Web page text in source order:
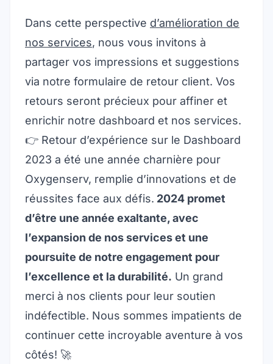
Dans cette perspective d’amélioration de
nos services, nous vous invitons à
partager vos impressions et suggestions
via notre formulaire de retour client. Vos
retours seront précieux pour affiner et
enrichir notre dashboard et nos services.
👉 Retour d’expérience sur le Dashboard
2023 a été une année charnière pour
Oxygenserv, remplie d’innovations et de
réussites face aux défis. 2024 promet
d’être une année exaltante, avec
l’expansion de nos services et une
poursuite de notre engagement pour
l’excellence et la durabilité. Un grand
merci à nos clients pour leur soutien
indéfectible. Nous sommes impatients de
continuer cette incroyable aventure à vos
côtés! 🚀